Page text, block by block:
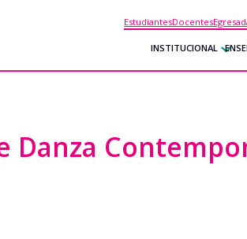
EstudiantesDocentes
INSTITUCIONAL